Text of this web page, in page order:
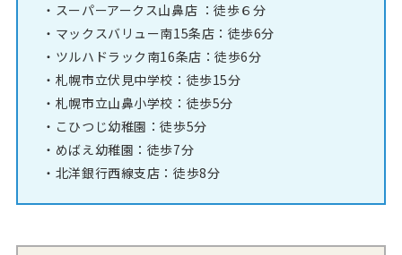
・スーパーアークス山鼻店 ：徒歩６分
・マックスバリュー南15条店：徒歩6分
・ツルハドラック南16条店：徒歩6分
・札幌市立伏見中学校：徒歩15分
・札幌市立山鼻小学校：徒歩5分
・こひつじ幼稚園：徒歩5分
・めばえ幼稚園：徒歩7分
・北洋銀行西線支店：徒歩8分